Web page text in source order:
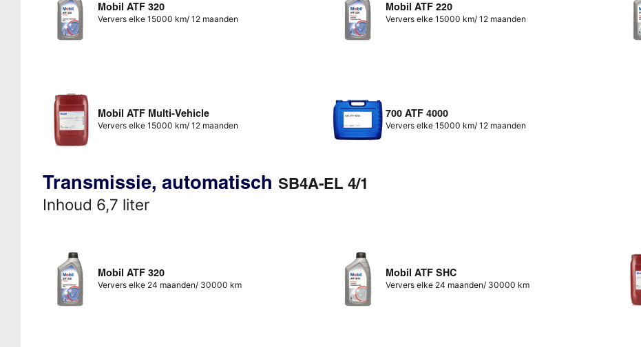
Mobil ATF 320
Ververs elke 15000 km/ 12 maanden
Mobil ATF 220
Ververs elke 15000 km/ 12 maanden
Mobil ATF Multi-Vehicle
Ververs elke 15000 km/ 12 maanden
700 ATF 4000
Ververs elke 15000 km/ 12 maanden
Transmissie, automatisch SB4A-EL 4/1
Inhoud 6,7 liter
Mobil ATF 320
Ververs elke 24 maanden/ 30000 km
Mobil ATF SHC
Ververs elke 24 maanden/ 30000 km